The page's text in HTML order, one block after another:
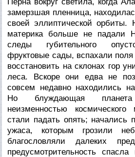
замерзшая пленница,
своей эллиптической орбиты.
материка больше не падали
следы губительного
фруктовые сады, вспахали
восстановить на склонах гор
леса. Вскоре они едва не
совсем недавно находились
Но блуждающая
неизменностью
стали падать опять; начались
ужаса, которым грозили
благословляли далеких
предусмотрительность